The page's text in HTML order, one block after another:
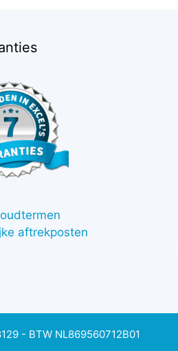
aftrekposten
- BTW NL869560712B01